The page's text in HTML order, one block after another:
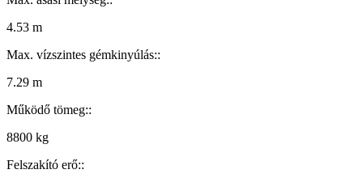
4.53 m
Max. vízszintes gémkinyúlás::
7.29 m
Működő tömeg::
8800 kg
Felszakító erő::